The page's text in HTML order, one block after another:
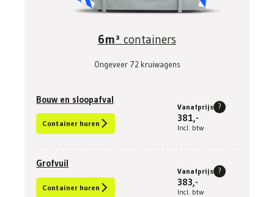
6m³ containers
Ongeveer 72 kruiwagens
Bouw en sloopafval
Container huren
Vanafprijs ?
381,-
Incl. btw
Grofvuil
Container huren
Vanafprijs ?
383,-
Incl. btw